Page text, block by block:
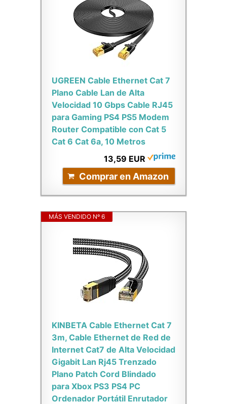
UGREEN Cable Ethernet Cat 7
Plano Cable Lan de Alta
Velocidad 10 Gbps Cable RJ45
para Gaming PS4 PS5 Modem
Router Compatible con Cat 5
Cat 6 Cat 6a, 10 Metros
13,59 EUR
Comprar en Amazon
MÁS VENDIDO Nº 6
KINBETA Cable Ethernet Cat 7
3m, Cable Ethernet de Red de
Internet Cat7 de Alta Velocidad
Gigabit Lan Rj45 Trenzado
Plano Patch Cord Blindado
para Xbox PS3 PS4 PC
Ordenador Portátil Enrutador